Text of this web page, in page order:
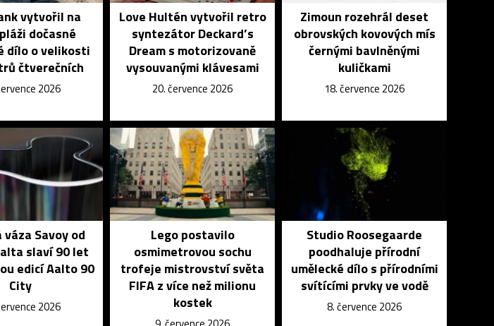
vytvořil na
dočasné
dílo o velikosti
čtverečních
2026
Love Hultén vytvořil retro
syntezátor Deckard’s
Dream s motorizovaně
vysouvanými klávesami
20. července 2026
Zimoun rozehrál deset
obrovských kovových mís
černými bavlněnými
kuličkami
18. července 2026
váza Savoy od
slaví 90 let
edicí Aalto 90
City
2026
Lego postavilo
osmimetrovou sochu
trofeje mistrovství světa
FIFA z více než milionu
kostek
Studio Roosegaarde
poodhaluje přírodní
umělecké dílo s přírodními
svítícími prvky ve vodě
8. července 2026